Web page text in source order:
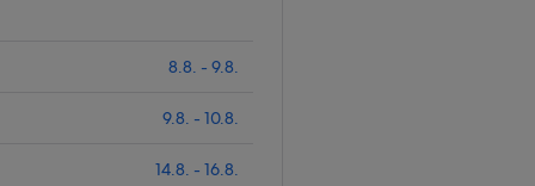
8.8. - 9.8.
9.8. - 10.8.
14.8. - 16.8.